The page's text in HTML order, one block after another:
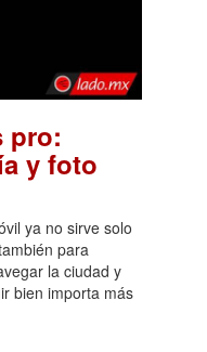
pro:
y foto
ya no sirve solo
para
la ciudad y
bien importa más